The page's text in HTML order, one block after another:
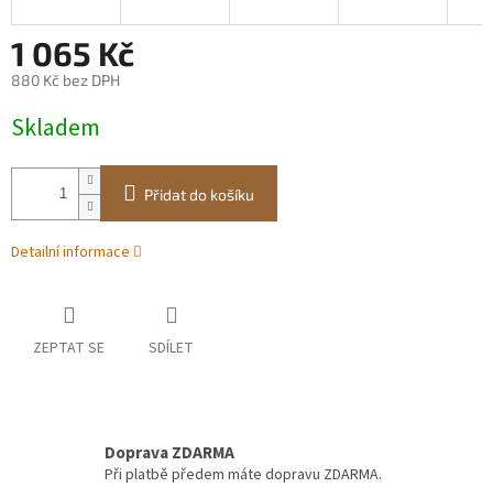
1 065 Kč
880 Kč bez DPH
cena:
Skladem
Přidat do košíku
Detailní informace
ZEPTAT SE SDÍLET
Doprava ZDARMA
Při platbě předem máte dopravu ZDARMA.